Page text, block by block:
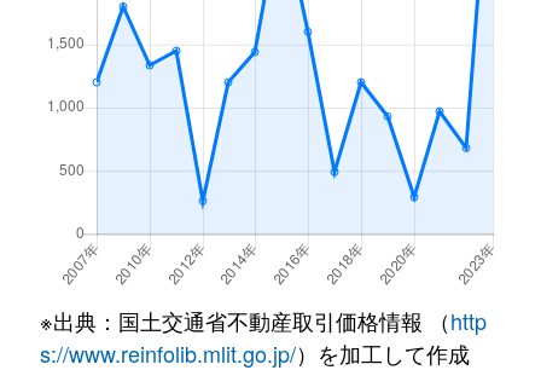
※出典：国土交通省不動産取引価格情報 （http
s://www.reinfolib.mlit.go.jp/）を加工して作成